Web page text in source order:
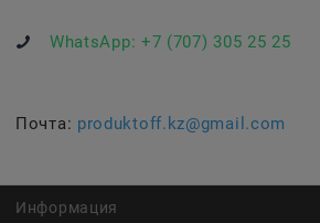
WhatsApp: +7 (707) 305 25 25
Почта: produktoff.kz@gmail.com
Информация